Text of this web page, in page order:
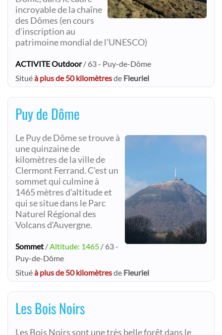
incroyable de la chaîne
des Dômes (en cours
d’inscription au
patrimoine mondial de l’UNESCO)
ACTIVITE Outdoor/ 63 - Puy-de-Dôme
Situéà plus de 50 kilomètresde Fleuriel
Puy de Dôme
Le Puy de Dôme se trouve à
une quinzaine de
kilomètres de la ville de
Clermont Ferrand. C'est un
sommet qui culmine à
1465 mètres d'altitude et
qui se situe dans le Parc
Naturel Régional des
Volcans d'Auvergne.
Sommet /Altitude: 1465 / 63 -
Puy-de-Dôme
Situéà plus de 50 kilomètresde Fleuriel
Les Bois Noirs
Les Bois Noirs sont une très belle forêt dans le